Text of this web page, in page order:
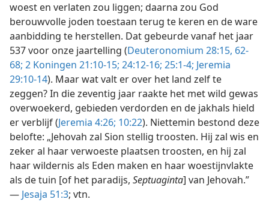
woest en verlaten zou liggen; daarna zou God
berouwvolle joden toestaan terug te keren en de ware
aanbidding te herstellen. Dat gebeurde vanaf het jaar
537 voor onze jaartelling (Deuteronomium 28:15, 62-
68; 2 Koningen 21:10-15; 24:12-16; 25:1-4; Jeremia
29:10-14). Maar wat valt er over het land zelf te
zeggen? In die zeventig jaar raakte het met wild gewas
overwoekerd, gebieden verdorden en de jakhals hield
er verblijf (Jeremia 4:26; 10:22). Niettemin bestond deze
belofte: „Jehovah zal Sion stellig troosten. Hij zal wis en
zeker al haar verwoeste plaatsen troosten, en hij zal
haar wildernis als Eden maken en haar woestijnvlakte
als de tuin [of het paradijs, Septuaginta] van Jehovah.”
— Jesaja 51:3; vtn.